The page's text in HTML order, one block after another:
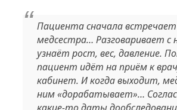
Пациента сначала встречает
медсестра… Разговаривает с
узнаёт рост, вес, давление.
пациент идёт на приём к
кабинет. И когда выходит,
ним «дорабатывает»…